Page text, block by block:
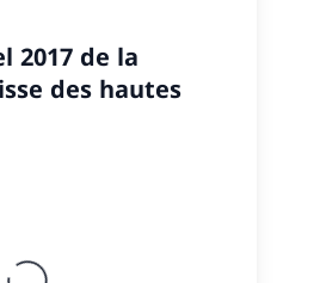
2017 de la
des hautes